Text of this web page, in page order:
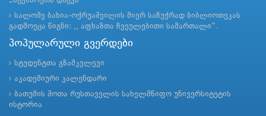
სალომე ბახია-ოქრუაშვილის მიერ საჩუქრად ბიბლიოთეკას
გადმოეცა წიგნი: ,, აფხაზთა ჩვეულებითი სამართალი”.
პოპულარული გვერდები
სტუდენტთა გზამკვლევი
აკადემიური კალენდარი
ბათუმის შოთა რუსთაველის სახელმწიფო უნივერსიტეტის
ისტორია